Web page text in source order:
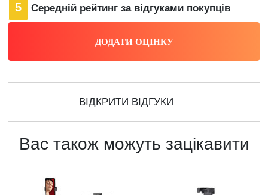
5 Середній рейтинг за відгуками покупців
ВІДКРИТИ ВІДГУКИ
Вас також можуть зацікавити